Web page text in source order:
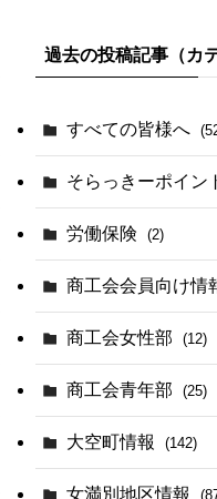
過去の投稿記事（カ
すべての皆様へ
そらっきーポイン
労働保険 (2)
商工会会員向け情
商工会女性部 (12)
商工会青年部 (25)
大空町情報 (142)
女満別地区情報